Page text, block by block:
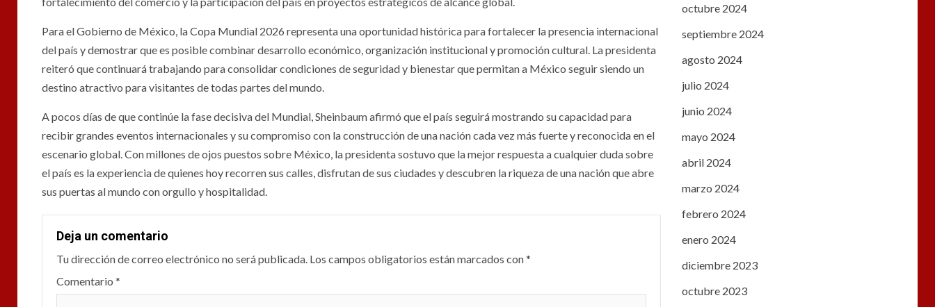
Para el Gobierno de México, la Copa Mundial 2026 representa una oportunidad histórica para fortalecer la presencia internacional
del país y demostrar que es posible combinar desarrollo económico, organización institucional y promoción cultural. La presidenta
reiteró que continuará trabajando para consolidar condiciones de seguridad y bienestar que permitan a México seguir siendo un
destino atractivo para visitantes de todas partes del mundo.
A pocos días de que continúe la fase decisiva del Mundial, Sheinbaum afirmó que el país seguirá mostrando su capacidad para
recibir grandes eventos internacionales y su compromiso con la construcción de una nación cada vez más fuerte y reconocida en el
escenario global. Con millones de ojos puestos sobre México, la presidenta sostuvo que la mejor respuesta a cualquier duda sobre
el país es la experiencia de quienes hoy recorren sus calles, disfrutan de sus ciudades y descubren la riqueza de una nación que abre
sus puertas al mundo con orgullo y hospitalidad.
Deja un comentario
Tu dirección de correo electrónico no será publicada. Los campos obligatorios están marcados con*
Comentario *
octubre 2024
septiembre 2024
agosto 2024
julio 2024
junio 2024
mayo 2024
abril 2024
marzo 2024
febrero 2024
enero 2024
diciembre 2023
octubre 2023